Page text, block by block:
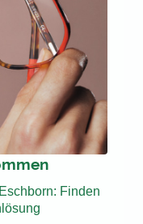
Finden